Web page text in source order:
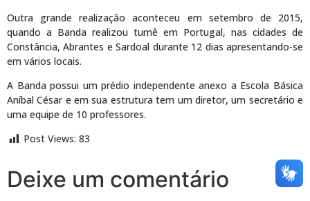
Outra grande realização aconteceu em setembro de 2015,
quando a Banda realizou turnê em Portugal, nas cidades de
Constância, Abrantes e Sardoal durante 12 dias apresentando-se
em vários locais.
A Banda possui um prédio independente anexo a Escola Básica
Aníbal César e em sua estrutura tem um diretor, um secretário e
uma equipe de 10 professores.
Post Views: 83
Deixe um comentário